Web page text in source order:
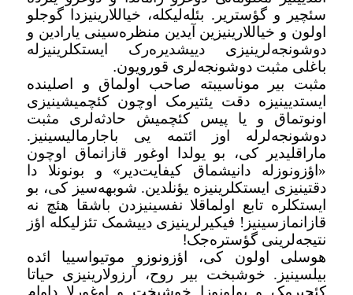
سئچیر و گؤستریر. بئله‌لیکله، خیاللارینیزدا گوجلو
اولون و خیاللارینیزین آیدین منظره‌سینی یارادین و
دوشونجه‌لرینیزی دییشدیره‌رک ایستکلرینیزله
باغلی مثبت دوشونجه‌لری قورویون.
مثبت بیر موناسیبته صاحب اولماق و اصلینده
ایستدیینیزه دقت یئتیرمک اوچون کئچمیشینیزی
اونوتماق و یا پیس کئچمیش حادثه‌لری مثبت
دوشونجه‌لرله اوز ائتمه یی باجارمالیسینیز.
ماراقلیدیر کی، بو یولدا اوغور قازانماق اوچون
«اؤزونوزله دانیشماق کیفایت‌دیر» و بونونلا دا
دقتینیزی ایستکلرینیزه یؤنلدین. شوبهه‌سیز کی، بو
ایستکلره تابع اولماقلا نفسینیزدن باشقا هئچ نه
قازانمازسینیز! فیکیرلرینیزی دییشمک تئزلیکله اؤز
نتیجه‌لرینی گؤستره‌جک!
هوسلی اولون کی، اؤزونوزو موتیواسییا ائده
بیلسینیز. خوشبخت بیر روح، آرزولارینیزی حیاتا
کئچیرمک و یولونوزا خوشبخت و اوغورلا داوام